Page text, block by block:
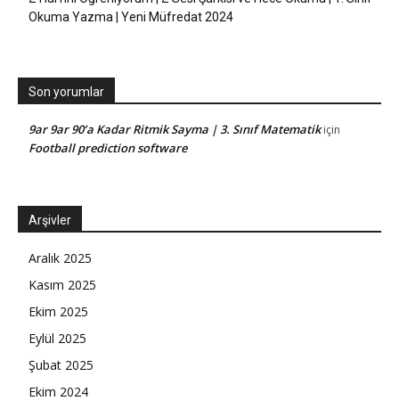
Okuma Yazma | Yeni Müfredat 2024
Son yorumlar
9ar 9ar 90’a Kadar Ritmik Sayma | 3. Sınıf Matematikiçin
Football prediction software
Arşivler
Aralık 2025
Kasım 2025
Ekim 2025
Eylül 2025
Şubat 2025
Ekim 2024